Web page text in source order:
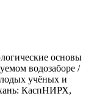
основы
водозаборе /
учёных и
КаспНИРХ,